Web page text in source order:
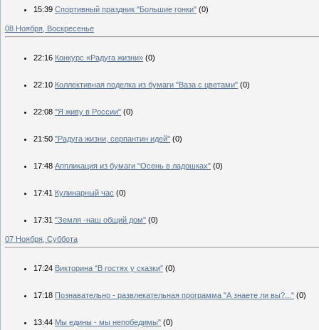
15:39 Спортивный праздник "Большие гонки" (0)
08 Ноября, Воскресенье
22:16 Конкурс «Радуга жизни» (0)
22:10 Коллективная поделка из бумаги "Ваза с цветами" (0)
22:08 "Я живу в России" (0)
21:50 "Радуга жизни, серпантин идей" (0)
17:48 Аппликация из бумаги "Осень в ладошках" (0)
17:41 Кулинарный час (0)
17:31 "Земля -наш общий дом" (0)
07 Ноября, Суббота
17:24 Викторина "В гостях у сказки" (0)
17:18 Познавательно - развлекательная программа "А знаете ли вы?..." (0)
13:44 Мы едины - мы непобедимы" (0)